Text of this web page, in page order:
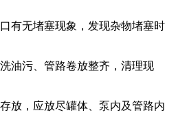
有无堵塞现象，发现杂物堵塞时
油污、管路卷放整齐，清理现
放，应放尽罐体、泵内及管路内